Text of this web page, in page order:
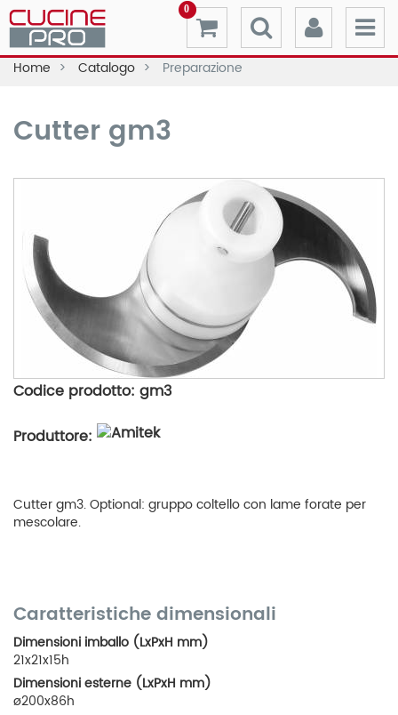
0
Home Catalogo Preparazione
Cutter gm3
Codice prodotto: gm3
Produttore:
Cutter gm3. Optional: gruppo coltello con lame forate per
mescolare.
Caratteristiche dimensionali
Dimensioni imballo (LxPxH mm)
21x21x15h
Dimensioni esterne (LxPxH mm)
ø200x86h